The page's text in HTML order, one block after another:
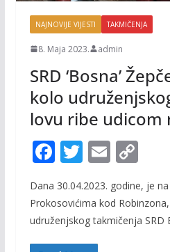
NAJNOVIJE VIJESTI TAKMIČENJA
8. Maja 2023. admin
SRD ‘Bosna’
kolo
lovu ribe udicom
F
e
b
o
T
itt
er
E
m
ai
l
C
p
y
Dana 30.04.2023. godine, je
Prokosovićima kod
udruženjskog takmičenja SRD